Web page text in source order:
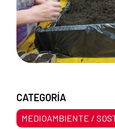
CATEGORÍA
MEDIOAMBIENTE /